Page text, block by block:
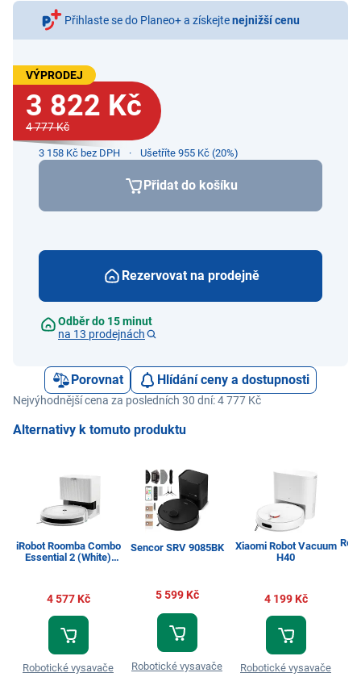
Přihlaste se do Planeo+ a získejtenejnižší cenu
VÝPRODEJ
3 822 Kč
4 777 Kč
3 158 Kč bez DPH Ušetříte 955 Kč (20%)
Přidat do košíku
Rezervovat na prodejně
Odběr do 15 minut
na 13 prodejnách
Porovnat Hlídání ceny a dostupnosti
Nejvýhodnější cena za posledních 30 dní: 4 777 Kč
Alternativy k tomuto produktu
iRobot Roomba Combo
Essential 2 (White)
4 577 Kč
Robotické vysavače
Sencor SRV 9085BK
5 599 Kč
Robotické vysavače
Xiaomi Robot Vacuum
H40
4 199 Kč
Robotické vysavače